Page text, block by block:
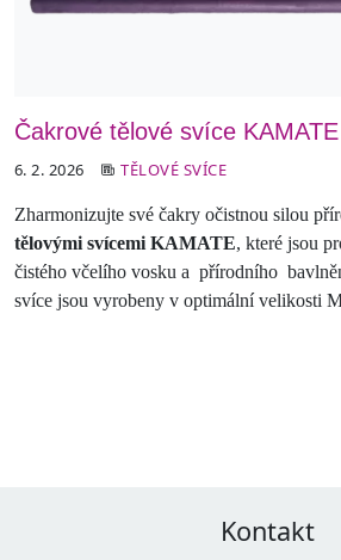
Čakrové tělové svíce KAMATE
6. 2. 2026 TĚLOVÉ SVÍCE
Zharmonizujte své čakry očistnou silou
tělovými svícemi KAMATE, které jsou
čistého včelího vosku a přírodního
svíce jsou vyrobeny v optimální velikosti
Kontakt